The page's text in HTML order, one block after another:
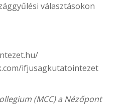
választásokon
ifjusagkutatointezet
(MCC) a Nézőpont